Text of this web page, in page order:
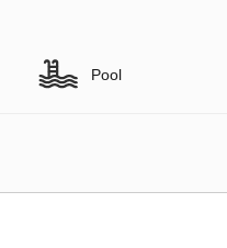
Pool